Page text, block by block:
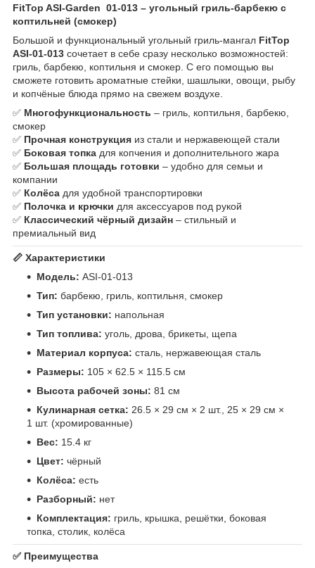
FitTop ASI-Garden 01-013 – угольный гриль-барбекю с
коптильней (смокер)
Большой и функциональный угольный гриль-мангал FitTop
ASI-01-013 сочетает в себе сразу несколько возможностей:
гриль, барбекю, коптильня и смокер. С его помощью вы
сможете готовить ароматные стейки, шашлыки, овощи, рыбу
и копчёные блюда прямо на свежем воздухе.
✅ Многофункциональность – гриль, коптильня, барбекю,
смокер
✅ Прочная конструкция из стали и нержавеющей стали
✅ Боковая топка для копчения и дополнительного жара
✅ Большая площадь готовки – удобно для семьи и
компании
✅ Колёса для удобной транспортировки
✅ Полочка и крючки для аксессуаров под рукой
✅ Классический чёрный дизайн – стильный и
премиальный вид
📏 Характеристики
Модель: ASI-01-013
Тип: барбекю, гриль, коптильня, смокер
Тип установки: напольная
Тип топлива: уголь, дрова, брикеты, щепа
Материал корпуса: сталь, нержавеющая сталь
Размеры: 105 × 62.5 × 115.5 см
Высота рабочей зоны: 81 см
Кулинарная сетка: 26.5 × 29 см × 2 шт., 25 × 29 см ×
1 шт. (хромированные)
Вес: 15.4 кг
Цвет: чёрный
Колёса: есть
Разборный: нет
Комплектация: гриль, крышка, решётки, боковая
топка, столик, колёса
✅ Преимущества